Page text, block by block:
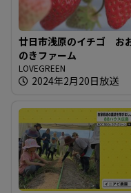
廿日市浅原のイチゴ お
のきファーム
LOVEGREEN
2024年2月20日放送